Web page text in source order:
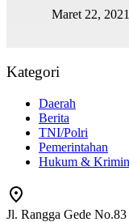
Maret 22, 2021
Kategori
Daerah
Berita
TNI/Polri
Pemerintahan
Hukum &
Jl. Rangga Gede